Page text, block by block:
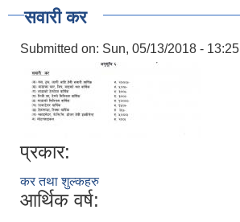
सवारी कर
Submitted on: Sun, 05/13/2018 - 13:25
प्रकार:
कर तथा शुल्कहरु
आर्थिक वर्ष: